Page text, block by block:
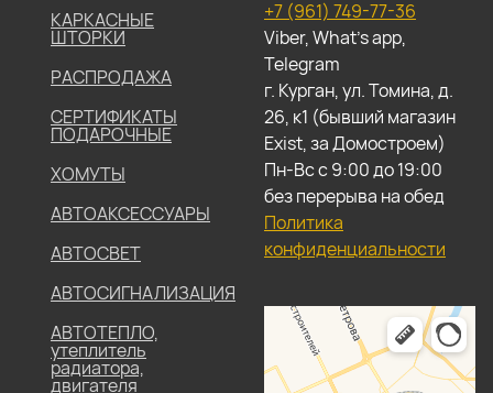
КАРКАСНЫЕ
ШТОРКИ
РАСПРОДАЖА
СЕРТИФИКАТЫ
ПОДАРОЧНЫЕ
ХОМУТЫ
АВТОАКСЕССУАРЫ
АВТОСВЕТ
АВТОСИГНАЛИЗАЦИЯ
АВТОТЕПЛО,
утеплитель
радиатора,
двигателя
+7 (961) 749-77-36
Viber, What's app,
Telegram
г. Курган, ул. Томина, д.
26, к1 (бывший магазин
Exist, за Домостроем)
Пн-Вс с 9:00 до 19:00
без перерыва на обед
Политика
конфиденциальности